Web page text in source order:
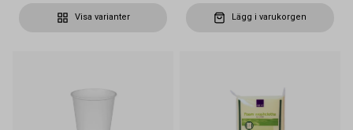
Visa varianter Lägg i varukorgen